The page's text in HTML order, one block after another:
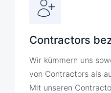
Contractors
Wir kümmern uns
von Contractors als
Mit unseren